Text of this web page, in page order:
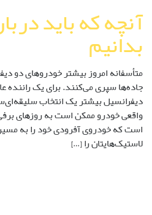
آنچه که باید
بدانیم
متأسفانه امروز بیشتر خودروهای دو
جاده‌ها سپری می‌کنند. برای یک راننده
دیفرانسیل بیشتر یک انتخاب
واقعی خودرو ممکن است به روزهای
است که خودروی آفرودی خود را به
لاستیک­‌هایتان را […]